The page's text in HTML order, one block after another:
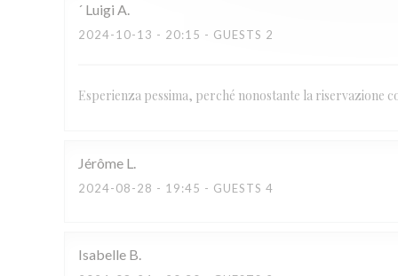
´ Luigi A
2024-10-13 - 20:15 - GUESTS 2
Esperienza pessima, perché nonostante la riservazione
Jérôme L
2024-08-28 - 19:45 - GUESTS 4
Isabelle B